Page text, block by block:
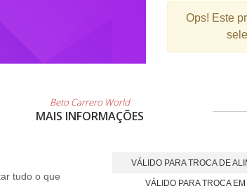
2
9
Ops! Este
Beto Carrero World
MAIS INFORMAÇÕES
tudo o que
VÁLIDO PARA TROCA DE
VÁLIDO PARA TROCA